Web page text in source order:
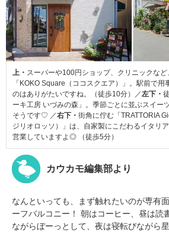
上・ スーパーや100円ショップ、クリニックな
「KOKO Square（ココスクエア）」。駅前で
のはありがたいですね。（徒歩10分）／左下・
ーキ工房 いづみの森」。季節ごとに並ぶスイー
そうです♡ ／右下・ 街角に佇む「TRATTORIA
ジリオロッソ）」は、自家製にこだわるイタリ
営業していますよ◎ （徒歩5分）
カウカモ編集部より
なんといっても、まず触れたいのが専有
ーフバルコニー！ 朝はコーヒー、昼は読
ながらぼーっとして、夜は寝転びながら